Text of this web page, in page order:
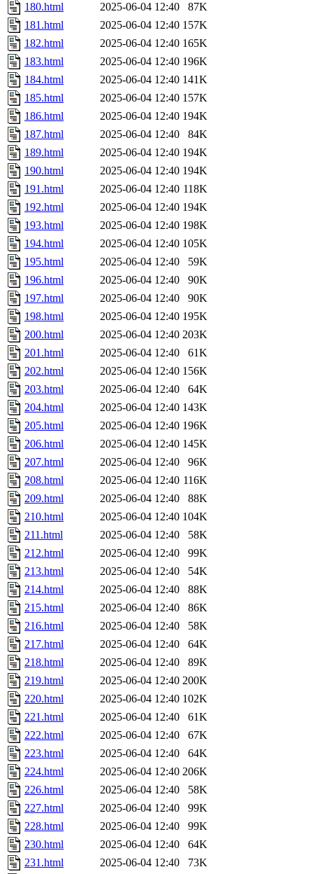
180.html
2025-06-04 12:40
87K
181.html
2025-06-04 12:40 157K
182.html
2025-06-04 12:40 165K
183.html
2025-06-04 12:40 196K
184.html
2025-06-04 12:40 141K
185.html
2025-06-04 12:40 157K
186.html
2025-06-04 12:40 194K
187.html
2025-06-04 12:40
84K
189.html
2025-06-04 12:40 194K
190.html
2025-06-04 12:40 194K
191.html
2025-06-04 12:40 118K
192.html
2025-06-04 12:40 194K
193.html
2025-06-04 12:40 198K
194.html
2025-06-04 12:40 105K
195.html
2025-06-04 12:40
59K
196.html
2025-06-04 12:40
90K
197.html
2025-06-04 12:40
90K
198.html
2025-06-04 12:40 195K
200.html
2025-06-04 12:40 203K
201.html
2025-06-04 12:40
61K
202.html
2025-06-04 12:40 156K
203.html
2025-06-04 12:40
64K
204.html
2025-06-04 12:40 143K
205.html
2025-06-04 12:40 196K
206.html
2025-06-04 12:40 145K
207.html
2025-06-04 12:40
96K
208.html
2025-06-04 12:40 116K
209.html
2025-06-04 12:40
88K
210.html
2025-06-04 12:40 104K
211.html
2025-06-04 12:40
58K
212.html
2025-06-04 12:40
99K
213.html
2025-06-04 12:40
54K
214.html
2025-06-04 12:40
88K
215.html
2025-06-04 12:40
86K
216.html
2025-06-04 12:40
58K
217.html
2025-06-04 12:40
64K
218.html
2025-06-04 12:40
89K
219.html
2025-06-04 12:40 200K
220.html
2025-06-04 12:40 102K
221.html
2025-06-04 12:40
61K
222.html
2025-06-04 12:40
67K
223.html
2025-06-04 12:40
64K
224.html
2025-06-04 12:40 206K
226.html
2025-06-04 12:40
58K
227.html
2025-06-04 12:40
99K
228.html
2025-06-04 12:40
99K
230.html
2025-06-04 12:40
64K
231.html
2025-06-04 12:40
73K